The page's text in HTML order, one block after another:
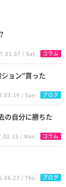
/ Sat コラム
ョン”買った
/ Sun ブログ
の自分に勝ちた
/ Mon コラム
/ Thu ブログ